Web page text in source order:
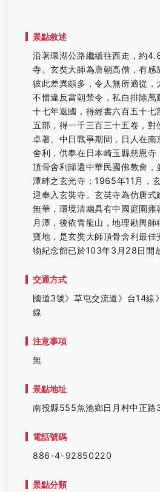
景點敘述
沿著環湖公路繼續往西走，約
寺。玄奘大師為唐朝高僧，有感
彼此差異頗多，令人無所適從，
不惜違反當朝禁令，私自排除
十七年返國，得經書六百五十
五部，得一千三百三十五卷，
卓著。中日戰爭期間，日人在
舍利，供奉在日本崎玉縣慈恩
頂骨舍利歸還中華民國佛教會，
潭畔之玄光寺；1965年11月，
迎奉入玄奘寺。玄奘寺為仿唐
無華，環境清幽具有中國庭園雍
月潭，後依青龍山，地理勘輿師
寶地，是玄奘大師頂骨舍利最佳
物紀念館已於103年3月28日開
交通方式
國道3號》草屯交流道》台14線
線
注意事項
無
景點地址
南投縣555魚池鄉日月村中正路
電話號碼
886-4-92850220
景點分類